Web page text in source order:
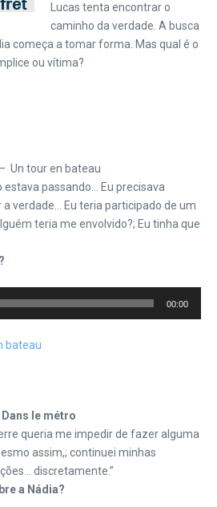
Lucas tenta encontrar o
caminho da verdade. A busca
começa a tomar forma. Mas qual é o
ou vítima?
– Un tour en bateau
estava passando… Eu precisava
a verdade… Eu teria participado de um
teria me envolvido?; Eu tinha que
00:00
bateau
Dans le métro
queria me impedir de fazer alguma
assim,; continuei minhas
discretamente.”
a Nádia?